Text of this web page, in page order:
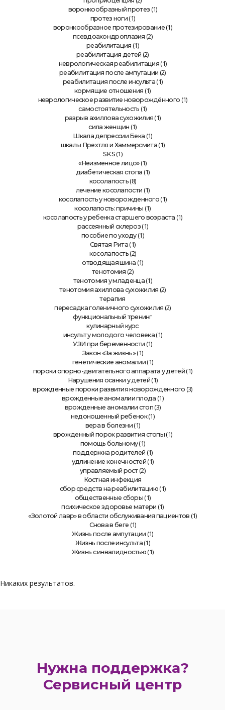
воронкообразный протез (1)
протез ноги (1)
воронкообразное протезирование(1)
псевдоахондроплазия (2)
реабилитация (1)
реабилитация детей (2)
неврологическая реабилитация (1)
реабилитация после ампутации (2)
реабилитация после инсульта(1)
кормящие отношения (1)
неврологическое развитие новорождённого (1)
самостоятельность (1)
разрыв ахиллова сухожилия (1)
сила женщин (1)
Шкала депрессии Бека (1)
шкалы Прехтля и Хаммерсмита(1)
SKS(1)
«Неизменное лицо»(1)
диабетическая стопа (1)
косолапость (8)
лечение косолапости (1)
косолапость у новорожденного (1)
косолапость: причины (1)
косолапость у ребенка старшего возраста (1)
рассеянный склероз (1)
пособие по уходу(1)
Святая Рита (1)
косолапость (2)
отводящая шина (1)
тенотомия (2)
тенотомия у младенца(1)
тенотомия ахиллова сухожилия (2)
терапия
пересадка голеничного сухожилия (2)
функциональный тренинг
кулинарный курс
инсульт у молодого человека(1)
УЗИ при беременности (1)
Закон «За жизнь » (1)
генетические аномалии (1)
пороки опорно-двигательного аппарата у детей (1)
Нарушения осанки у детей (1)
врожденные пороки развития новорожденного (3)
врожденные аномалии плода (1)
врожденные аномалии стоп (3)
недоношенный ребенок(1)
вера в болезни (1)
врожденный порок развития стопы (1)
помощь больному(1)
поддержка родителей (1)
удлинение конечностей (1)
управляемый рост(2)
Костная инфекция
сбор средств на реабилитацию (1)
общественные сборы (1)
психическое здоровье матери (1)
«Золотой лавр» в области обслуживания пациентов (1)
Снова в беге (1)
Жизнь после ампутации (1)
Жизнь после инсульта(1)
Жизнь с инвалидностью (1)
Никаких результатов.
Нужна поддержка?
Сервисный центр